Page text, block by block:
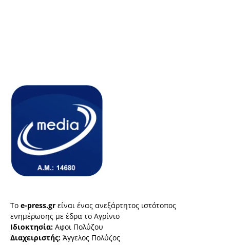
Το e-press.gr είναι ένας ανεξάρτητος ιστότοπος
ενημέρωσης με έδρα το Αγρίνιο
Ιδιοκτησία: Αφοι Πολύζου
Διαχειριστής: Άγγελος Πολύζος